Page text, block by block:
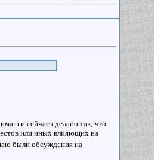
и сейчас сделано так, что
или иных влияющих на
были обсуждения на